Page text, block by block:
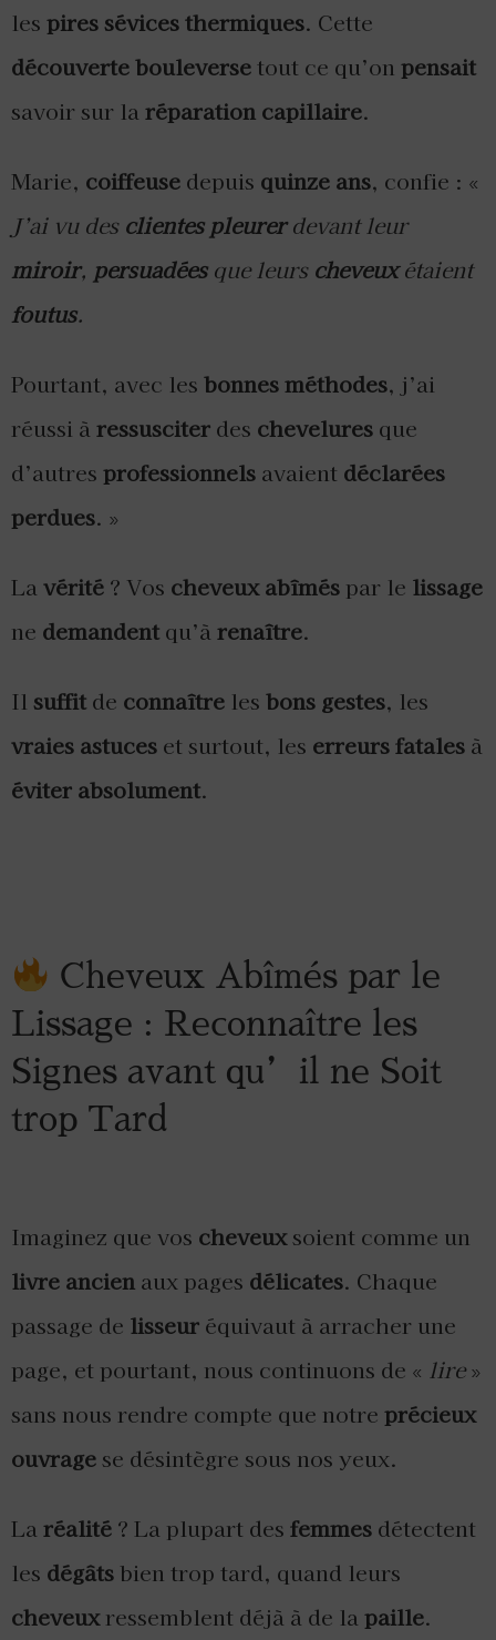
les pires sévices thermiques. Cette
découvertebouleversetout ce qu’on pensait
savoir sur la réparation capillaire.
Marie, coiffeuse depuis quinze ans, confie : «
J’ai vu des clientes pleurerdevant leur
miroir, persuadéesque leurs cheveuxétaient
foutus.
Pourtant, avec les bonnes méthodes, j’ai
réussi à ressusciter des chevelures que
d’autres professionnels avaient déclarées
perdues. »
La vérité ? Vos cheveux abîmés par le lissage
ne demandent qu’à renaître.
Il suffit de connaître les bons gestes, les
vraies astuces et surtout, les erreurs fatales à
éviter absolument.
Cheveux Abîmés par le
Lissage : Reconnaître les
Signes avant qu’il ne Soit
trop Tard
Imaginez que vos cheveuxsoient comme un
livre ancien aux pages délicates. Chaque
passage de lisseur équivaut à arracher une
page, et pourtant, nous continuons de « lire»
sans nous rendre compte que notre précieux
ouvragese désintègre sous nos yeux.
La réalité ? La plupart des femmes détectent
les dégâts bien trop tard, quand leurs
cheveuxressemblent déjà à de la paille.